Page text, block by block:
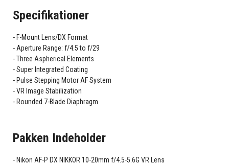
Specifikationer
F-Mount Lens/DX Format
Aperture Range: f/4.5 to f/29
Three Aspherical Elements
Super Integrated Coating
Pulse Stepping Motor AF System
VR Image Stabilization
Rounded 7-Blade Diaphragm
Pakken Indeholder
Nikon AF-P DX NIKKOR 10-20mm f/4.5-5.6G VR Lens